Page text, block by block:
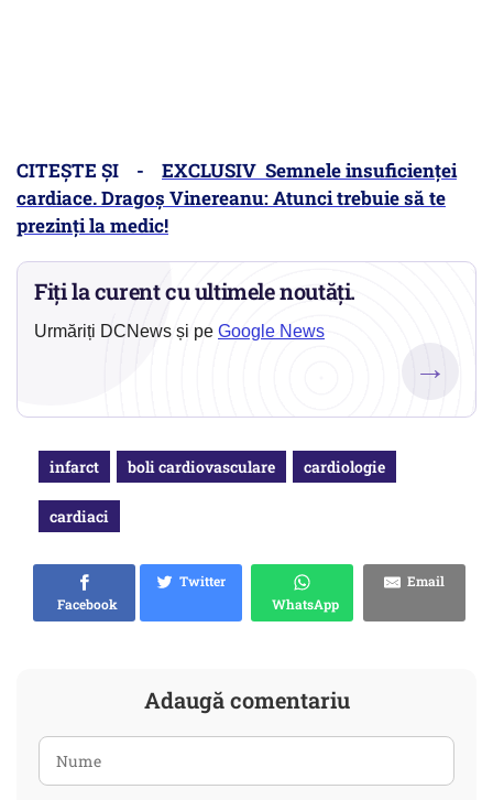
CITEȘTE ȘI - EXCLUSIV Semnele insuficienței
cardiace. Dragoș Vinereanu: Atunci trebuie să te
prezinți la medic!
Fiți la curent cu ultimele noutăți.
Urmăriți DCNews și pe Google News
→
infarct boli cardiovasculare cardiologie
cardiaci
Facebook
Twitter
WhatsApp
Email
Adaugă comentariu